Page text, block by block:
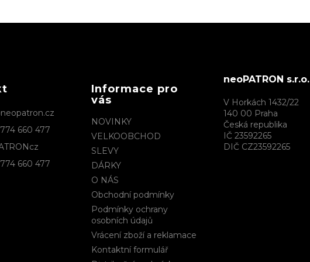
neopatron.cz
660 477
660 477
Informace pro
vás
NOVINKY
VELKOOBCHOD
SLEVY
DÁRKY
O NÁS
Obchodní podmínky
Podmínky ochrany
osobních údajů
Vrácení zboží a reklamace
Kontaktní formulář
neoPATRON s.r.o.
V Horkách 1432/22
140 00 Praha
Česká republika
IČ 23592265
DIČ CZ23592265